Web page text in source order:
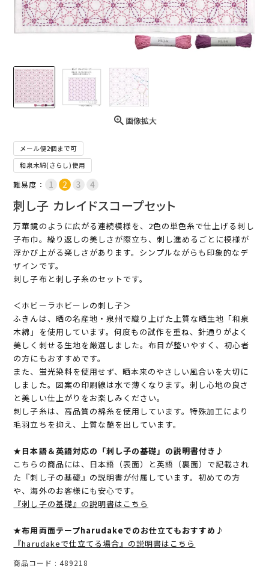
画像拡大
メール便2個まで可
和泉木綿(さらし)使用
難易度：
刺し子 カレイドスコープセット
万華鏡のように広がる連続模様を、2色の単色糸で仕上げる刺し
子布巾。繰り返しの美しさが際立ち、刺し進めるごとに模様が
浮かび上がる楽しさがあります。シンプルながらも印象的なデ
ザインです。
刺し子布と刺し子糸のセットです。
＜ホビーラホビーレの刺し子＞
ふきんは、晒の名産地・泉州で織り上げた上質な晒生地「和泉
木綿」を使用しています。何度もの試作を重ね、針通りがよく
美しく刺せる生地を厳選しました。布目が整いやすく、初心者
の方にもおすすめです。
また、蛍光染料を使用せず、晒本来のやさしい風合いを大切に
しました。図案の印刷線は水で薄くなります。刺し心地の良さ
と美しい仕上がりをお楽しみください。
刺し子糸は、高品質の綿糸を使用しています。特殊加工により
毛羽立ちを抑え、上質な艶を出しています。
★日本語＆英語対応の「刺し子の基礎」の説明書付き♪
こちらの商品には、日本語（表面）と英語（裏面）で記載され
た『刺し子の基礎』の説明書が付属しています。初めての方
や、海外のお客様にも安心です。
『刺し子の基礎』の説明書はこちら
★布用両面テープharudakeでのお仕立てもおすすめ♪
『harudakeで仕立てる場合』の説明書はこちら
商品コード 489218